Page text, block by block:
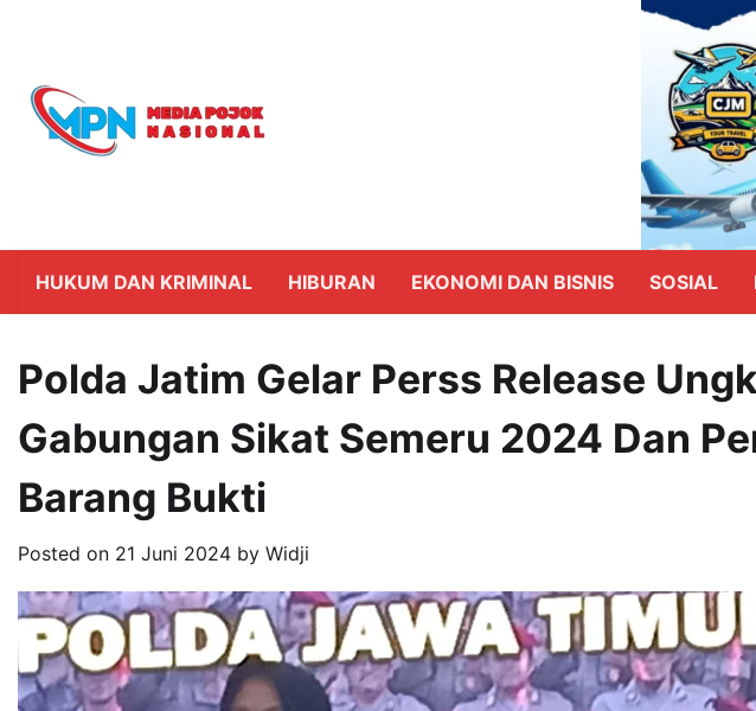
HUKUM DAN KRIMINAL HIBURAN EKONOMI DAN BISNIS SOSIAL
Polda Jatim Gelar Perss Release
Gabungan Sikat Semeru 2024 Dan
Barang Bukti
Posted on 21 Juni 2024 by Widji